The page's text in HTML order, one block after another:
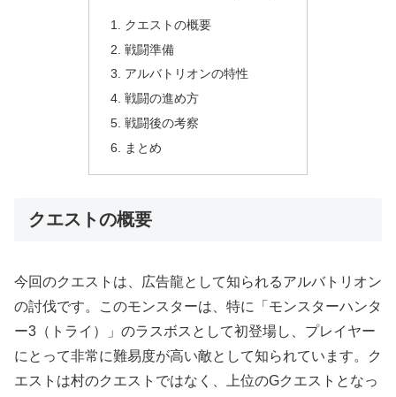
クエストの概要
戦闘準備
アルバトリオンの特性
戦闘の進め方
戦闘後の考察
まとめ
クエストの概要
今回のクエストは、広告龍として知られるアルバトリオン
の討伐です。このモンスターは、特に「モンスターハンタ
ー3（トライ）」のラスボスとして初登場し、プレイヤー
にとって非常に難易度が高い敵として知られています。ク
エストは村のクエストではなく、上位のGクエストとなっ